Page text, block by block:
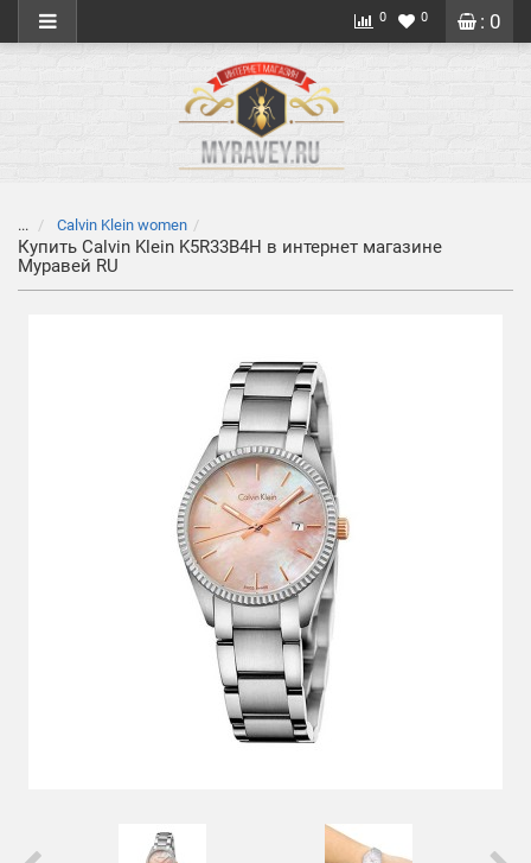
: 0
0 0
... Calvin Klein women
Купить Calvin Klein K5R33B4H в интернет магазине
Муравей RU